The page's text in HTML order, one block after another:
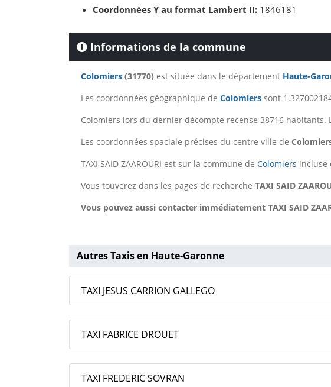
Coordonnées Y au format Lambert II: 1846181
Informations de la commune
Colomiers (31770) est située dans le département Haute-
Les coordonnées géographique de Colomiers sont
Colomiers lors du dernier décompte recense 38716 habitants.
Les coordonnées spaciale précises du centre ville de
TAXI SAID ZAAROURI est sur la commune de Colomiers incluse
Vous touverez dans les pages de recherche TAXI SAID
Vous pouvez aussi contacter immédiatement TAXI SAID
Autres Taxis en Haute-Garonne
TAXI JESUS CARRION GALLEGO
TAXI FABRICE DROUET
TAXI FREDERIC SOVRAN